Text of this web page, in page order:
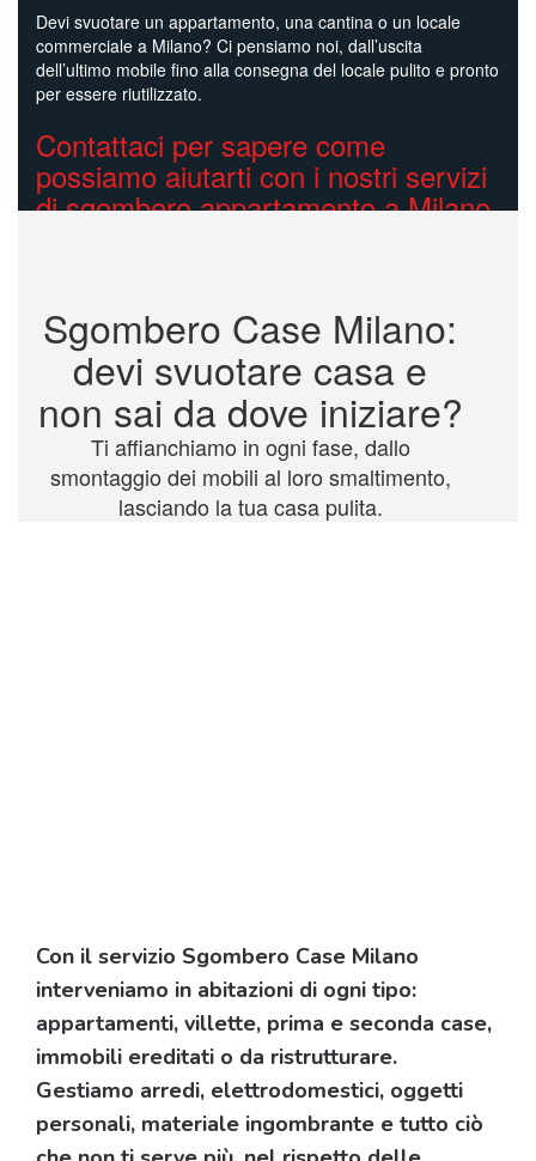
Devi svuotare un appartamento, una cantina o un locale
commerciale a Milano? Ci pensiamo noi, dall’uscita
dell’ultimo mobile fino alla consegna del locale pulito e pronto
per essere riutilizzato.
Contattaci per sapere come
possiamo aiutarti con i nostri servizi
di sgombero appartamento a Milano
Sgombero Case Milano:
devi svuotare casa e
non sai da dove iniziare?
Ti affianchiamo in ogni fase, dallo
smontaggio dei mobili al loro smaltimento,
lasciando la tua casa pulita.
Con il servizio Sgombero Case Milano
interveniamo in abitazioni di ogni tipo:
appartamenti, villette, prima e seconda case,
immobili ereditati o da ristrutturare.
Gestiamo arredi, elettrodomestici, oggetti
personali, materiale ingombrante e tutto ciò